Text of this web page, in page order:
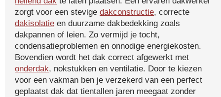
zorgt voor een stevige dakconstructie, correcte
dakisolatie en duurzame dakbedekking zoals
dakpannen of leien. Zo vermijd je tocht,
condensatieproblemen en onnodige energiekosten.
Bovendien wordt het dak correct afgewerkt met
onderdak, nokstukken en ventilatie. Door te kiezen
voor een vakman ben je verzekerd van een perfect
geplaatst dak dat tientallen jaren meegaat zonder